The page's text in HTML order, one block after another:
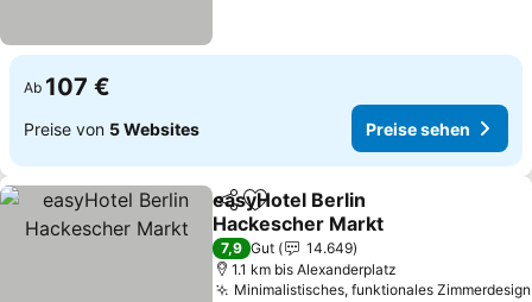
Ab 107 €
Preise von 5 Websites Preise sehen
TeilenZu Favoriten hinzufügen
easyHotel Berlin
Hackescher Markt
7,9 Gut
14.649
1.1 km bis Alexanderplatz
Minimalistisches, funktionales Zimmerdesign